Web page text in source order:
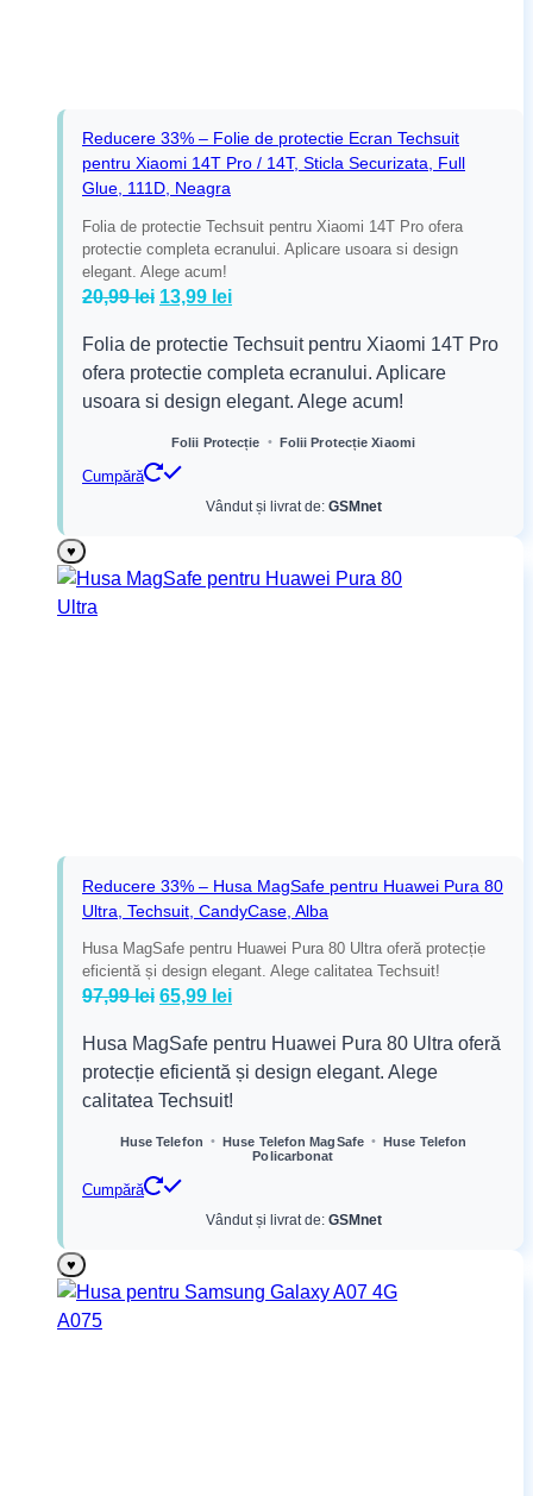
Reducere 33% – Folie de protectie Ecran Techsuit
pentru Xiaomi 14T Pro / 14T, Sticla Securizata, Full
Glue, 111D, Neagra
Folia de protectie Techsuit pentru Xiaomi 14T Pro ofera
protectie completa ecranului. Aplicare usoara si design
elegant. Alege acum!
20,99lei Prețul
a
fost:
20,99 lei.
13,99 leiPrețul
este:
13,99 lei.
Folia de protectie Techsuit pentru Xiaomi 14T Pro
ofera protectie completa ecranului. Aplicare
usoara si design elegant. Alege acum!
Folii Protecție • Folii Protecție Xiaomi
Cumpără
Vândut și livrat de: GSMnet
♥
Reducere 33% – Husa MagSafe pentru Huawei Pura 80
Ultra, Techsuit, CandyCase, Alba
Husa MagSafe pentru Huawei Pura 80 Ultra oferă protecție
eficientă și design elegant. Alege calitatea Techsuit!
97,99lei Prețul
a
fost:
97,99 lei.
65,99 leiPrețul
este:
65,99 lei.
Husa MagSafe pentru Huawei Pura 80 Ultra oferă
protecție eficientă și design elegant. Alege
calitatea Techsuit!
Huse Telefon • Huse Telefon MagSafe •
Huse Telefon
Policarbonat
Cumpără
Vândut și livrat de: GSMnet
♥